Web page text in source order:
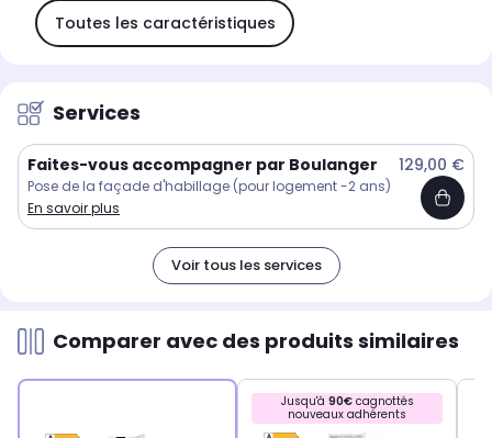
Toutes les caractéristiques
Services
Faites-vous accompagner par Boulanger 129,00 €
Pose de la façade d'habillage (pour logement -2 ans)
En savoir plus
Voir tous les services
Comparer avec des produits similaires
Jusqu'à 90€cagnottés
nouveaux adhérents